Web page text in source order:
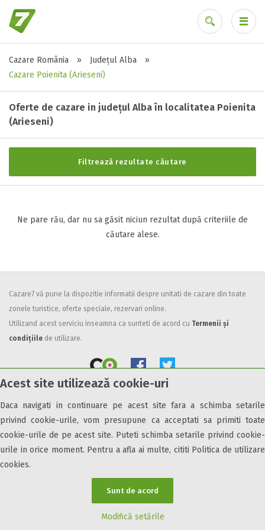
Acest site utilizează cookie-uri
Daca navigati in continuare pe acest site fara a schimba setarile
privind cookie-urile, vom presupune ca acceptati sa primiti toate
cookie-urile de pe acest site. Puteti schimba setarile privind cookie-
urile in orice moment. Pentru a afla ai multe, cititi Politica de utilizare
cookies.
Sunt de acord
Modifică setările
Cazare România » Județul Alba
»
Cazare Poienita (Arieseni)
Oferte de cazare in județul Alba în localitatea Poienita
(Arieseni)
Filtrează rezultate căutare
Stele / margarete
1 stea / margareta
2 stele / margarete
5 stele / margarete
Selecteaza pretul
Internet wireless
Parcare
Plata cu cardul
All inclusive
Pensiune completa
Demipensiune
Mic dejun
Accepta animale
Accepta voucher vacanta
Acces persoane cu dizabilități
Ne pare rău, dar nu sa găsit niciun rezultat după criteriile de
căutare alese.
Cazare7 vă pune la dispozitie informatii despre unitati de cazare din toate
zonele turistice, oferte speciale, rezervari online.
Utilizand acest serviciu inseamna ca sunteti de acord cu Termenii și
condițiile de utilizare.
© 2026 Cazare7. Toate drepturile rezervate.
Obiective turistice Informații utile Parteneri Cazare7 Harta Cazare7